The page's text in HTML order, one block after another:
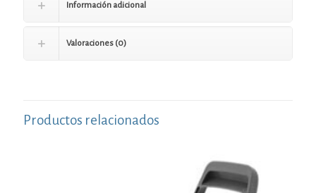
Información adicional
Valoraciones (0)
Productos relacionados